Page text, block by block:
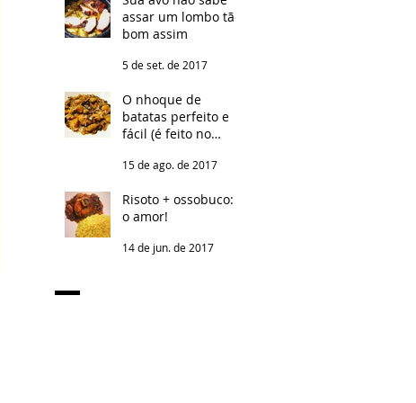
assar um lombo tão
bom assim
5 de set. de 2017
O nhoque de
batatas perfeito e
fácil (é feito no
conte para
15 de ago. de 2017
Risoto + ossobuco: é
o amor!
14 de jun. de 2017